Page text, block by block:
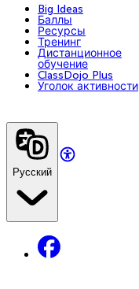
Big Ideas
Баллы
Ресурсы
Тренинг
Дистанционное
обучение
ClassDojo Plus
Уголок активности
Русский
Facebook